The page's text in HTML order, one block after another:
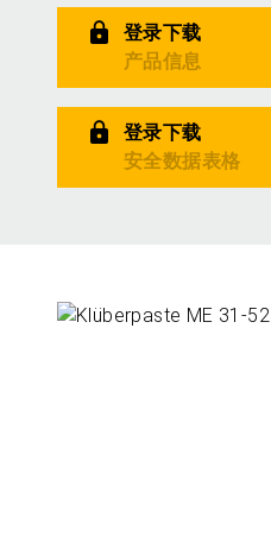
登录下载
产品信息
登录下载
安全数据表格